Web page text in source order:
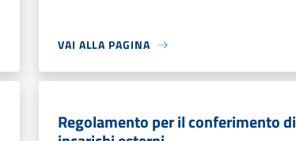
VAI ALLA PAGINA
Regolamento per il conferimento di